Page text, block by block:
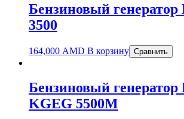
Бензиновый
3500
164,000 AMD В корзину Сравнить
Бензиновый
KGEG 5500М